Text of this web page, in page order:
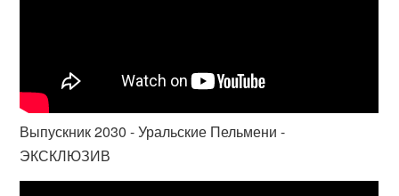
Выпускник 2030 - Уральские Пельмени -
ЭКСКЛЮЗИВ